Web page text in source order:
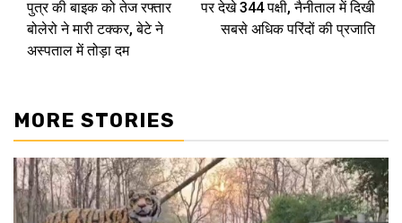
पुत्र की बाइक को तेज रफ्तार
बोलेरो ने मारी टक्कर, बेटे ने
अस्पताल में तोड़ा दम
पर देखे 344 पक्षी, नैनीताल में दिखी
सबसे अधिक परिंदों की प्रजाति
MORE STORIES